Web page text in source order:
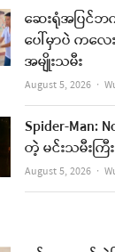
ဆေးရုံအပြင်
ပေါ်မှာပဲ ကလ
အမျိုးသမီး
August 5, 2026
Spider-Man:
တဲ့ မင်းသမီးက
August 5, 2026